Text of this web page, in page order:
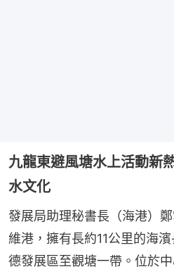
九龍東避風塘水上活動
水文化
發展局助理秘書長（海港）
維港，擁有長約11公里的海
德發展區至觀塘一帶。位於